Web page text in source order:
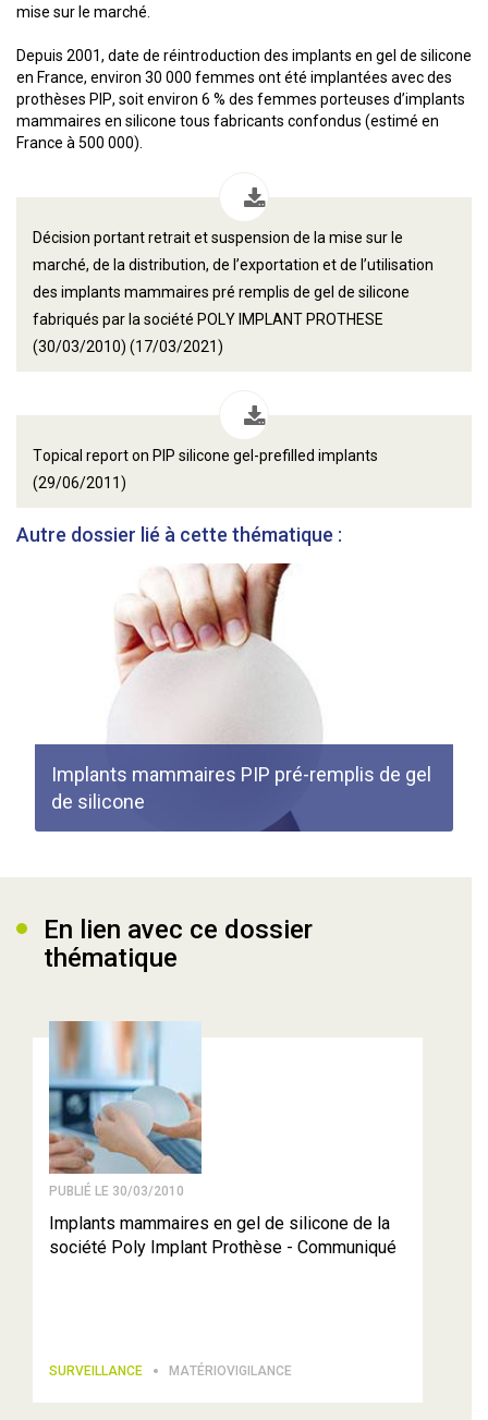
mise sur le marché.
Depuis 2001, date de réintroduction des implants en gel de silicone
en France, environ 30 000 femmes ont été implantées avec des
prothèses PIP, soit environ 6 % des femmes porteuses d’implants
mammaires en silicone tous fabricants confondus (estimé en
France à 500 000).
Décision portant retrait et suspension de la mise sur le
marché, de la distribution, de l’exportation et de l’utilisation
des implants mammaires pré remplis de gel de silicone
fabriqués par la société POLY IMPLANT PROTHESE
(30/03/2010) (17/03/2021)
Topical report on PIP silicone gel-prefilled implants
(29/06/2011)
Autre dossier lié à cette thématique :
Implants mammaires PIP pré-remplis de gel
de silicone
En lien avec ce dossier
thématique
PUBLIÉ LE 30/03/2010
Implants mammaires en gel de silicone de la
société Poly Implant Prothèse - Communiqué
SURVEILLANCE MATÉRIOVIGILANCE